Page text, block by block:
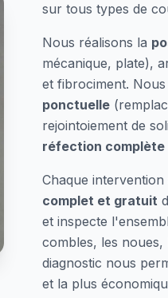
sur tous types de
Nous réalisons la
mécanique, plate),
et fibrociment.
ponctuelle
rejointoiement de
réfection complète
Chaque intervention
complet et gratuit
et inspecte
combles, les noues,
diagnostic nous
et la plus